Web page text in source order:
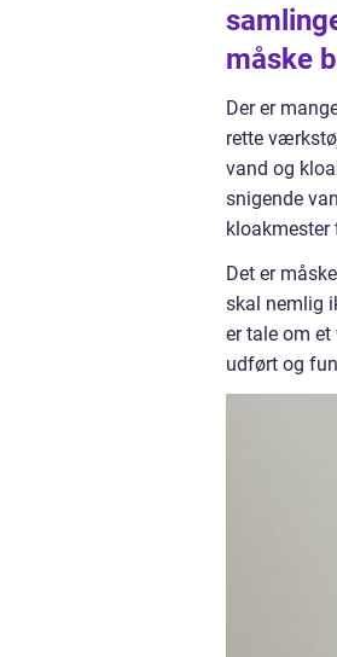
måske
Der er
rette
vand og
snigende
kloakmester
Det er
skal nemlig
er tale om
udført og